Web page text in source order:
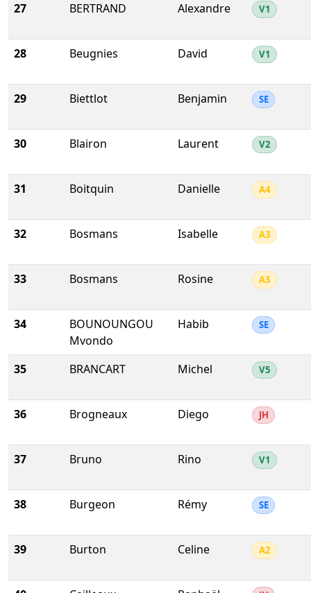
27 BERTRAND Alexandre V1
28 Beugnies David V1
29 Biettlot Benjamin SE
30 Blairon Laurent V2
31 Boitquin Danielle A4
32 Bosmans Isabelle A3
33 Bosmans Rosine A3
34
BOUNOUNGOU
Mvondo
Habib SE
35 BRANCART Michel V5
36 Brogneaux Diego JH
37 Bruno Rino V1
38 Burgeon Rémy SE
39 Burton Celine A2